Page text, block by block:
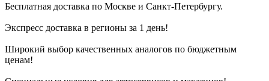
Бесплатная доставка по Москве и Санкт-Петербургу.
Экспресс доставка в регионы за 1 день!
Широкий выбор качественных аналогов по бюджетным
ценам!